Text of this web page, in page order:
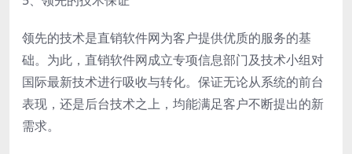
领先的技术是直销软件网为客户提供优质的服务的基
础。为此，直销软件网成立专项信息部门及技术小组对
国际最新技术进行吸收与转化。保证无论从系统的前台
表现，还是后台技术之上，均能满足客户不断提出的新
需求。